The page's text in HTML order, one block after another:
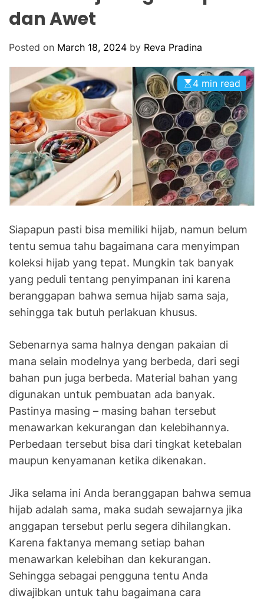
dan Awet
Posted on March 18, 2024 by Reva Pradina
4 min read
Siapapun pasti bisa memiliki hijab, namun belum
tentu semua tahu bagaimana cara menyimpan
koleksi hijab yang tepat. Mungkin tak banyak
yang peduli tentang penyimpanan ini karena
beranggapan bahwa semua hijab sama saja,
sehingga tak butuh perlakuan khusus.
Sebenarnya sama halnya dengan pakaian di
mana selain modelnya yang berbeda, dari segi
bahan pun juga berbeda. Material bahan yang
digunakan untuk pembuatan ada banyak.
Pastinya masing – masing bahan tersebut
menawarkan kekurangan dan kelebihannya.
Perbedaan tersebut bisa dari tingkat ketebalan
maupun kenyamanan ketika dikenakan.
Jika selama ini Anda beranggapan bahwa semua
hijab adalah sama, maka sudah sewajarnya jika
anggapan tersebut perlu segera dihilangkan.
Karena faktanya memang setiap bahan
menawarkan kelebihan dan kekurangan.
Sehingga sebagai pengguna tentu Anda
diwajibkan untuk tahu bagaimana cara